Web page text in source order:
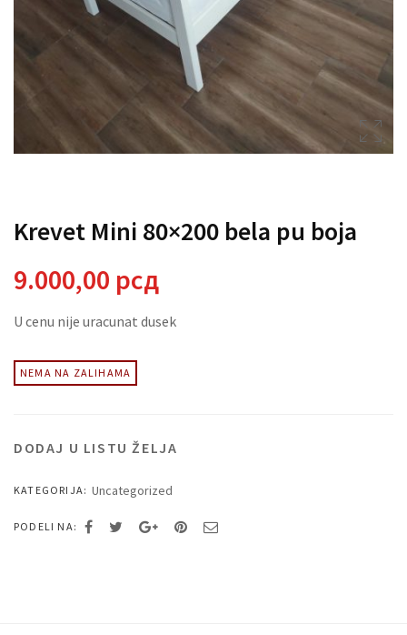
Krevet Mini 80×200 bela pu boja
9.000,00 рсд
U cenu nije uracunat dusek
NEMA NA ZALIHAMA
DODAJ U LISTU ŽELJA
KATEGORIJA: Uncategorized
PODELI NA: